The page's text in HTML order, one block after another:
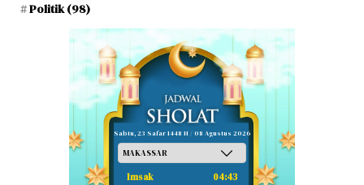
Politik(98)
Sabtu, 23 Safar 1448 H / 08 Agustus 2026
Imsak 04:43